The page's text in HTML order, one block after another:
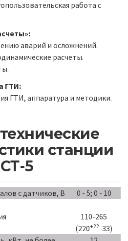
работа с
аварий и осложнений.
расчеты.
ГТИ:
ГТИ, аппаратура и методики.
станции
5
с датчиков, В
0 - 5; 0 - 10
110-265
(220+22-33)